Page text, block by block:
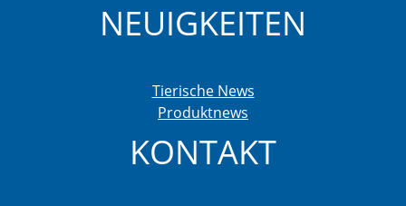
NEUIGKEITEN
Tierische News
Produktnews
KONTAKT